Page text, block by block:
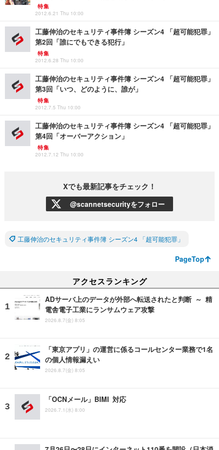
特集
2012.6.21 Thu 10:00
工藤伸治のセキュリティ事件簿 シーズン4 「超可能犯罪」
第2回「誰にでもできる犯行」
特集
2012.6.28 Thu 10:00
工藤伸治のセキュリティ事件簿 シーズン4 「超可能犯罪」
第3回「いつ、どのように、誰が」
特集
2012.7.5 Thu 10:00
工藤伸治のセキュリティ事件簿 シーズン4 「超可能犯罪」
第4回「オーバーアクション」
特集
2012.7.12 Thu 10:00
Xでも最新記事をチェック！
@scannetsecurityをフォロー
工藤伸治のセキュリティ事件簿 シーズン4 「超可能犯罪」
PageTop
アクセスランキング
ADサーバ上のデータが外部へ転送されたと判断 ～ 精
電舎電子工業にランサムウェア攻撃
2026.8.7(金) 8:05
「東京アプリ」の運営に係るコールセンター業務で1名
の個人情報漏えい
2026.8.7(金) 8:05
「OCNメール」BIMI 対応
2026.7.1(水) 8:00